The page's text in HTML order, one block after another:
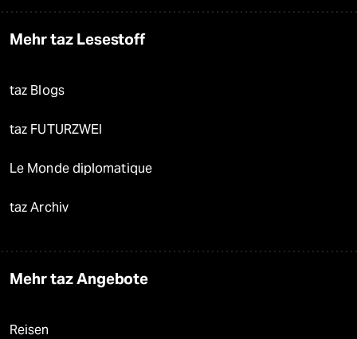
Mehr taz Lesestoff
taz Blogs
taz FUTURZWEI
Le Monde diplomatique
taz Archiv
Mehr taz Angebote
Reisen